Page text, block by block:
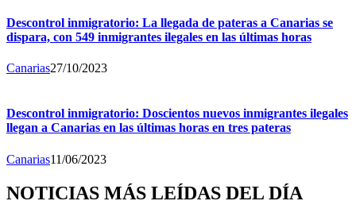
Descontrol inmigratorio: La llegada de pateras a Canarias se
dispara, con 549 inmigrantes ilegales en las últimas horas
Canarias27/10/2023
Descontrol inmigratorio: Doscientos nuevos inmigrantes ilegales
llegan a Canarias en las últimas horas en tres pateras
Canarias11/06/2023
NOTICIAS MÁS LEÍDAS DEL DÍA